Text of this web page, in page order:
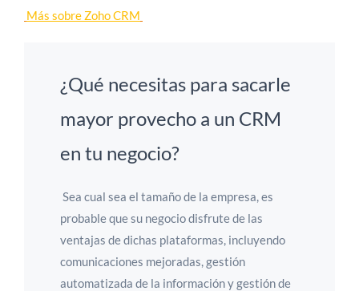
Más sobre Zoho CRM
¿Qué necesitas para sacarle
mayor provecho a un CRM
en tu negocio?
Sea cual sea el tamaño de la empresa, es
probable que su negocio disfrute de las
ventajas de dichas plataformas, incluyendo
comunicaciones mejoradas, gestión
automatizada de la información y gestión de